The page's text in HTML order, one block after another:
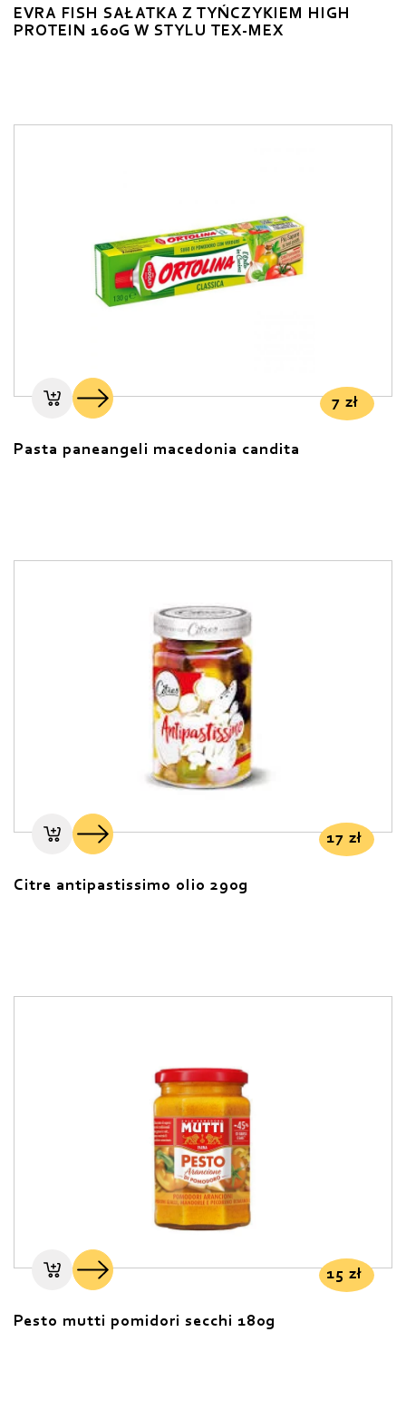
EVRA FISH SAŁATKA Z TYŃCZYKIEM HIGH
PROTEIN 160G W STYLU TEX-MEX
7 zł
Pasta paneangeli macedonia candita
17 zł
Citre antipastissimo olio 290g
15 zł
Pesto mutti pomidori secchi 180g